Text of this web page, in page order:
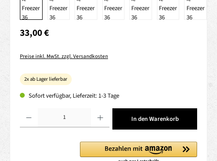
Regulärer Preis:
33,00 €
Preise inkl. MwSt. zzgl. Versandkosten
2x ab Lager lieferbar
Sofort verfügbar, Lieferzeit: 1-3 Tage
In den Warenkorb